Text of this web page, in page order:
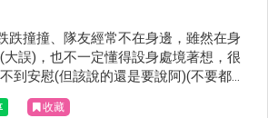
跌撞撞、隊友經常不在身邊，雖然在身
誤)，也不一定懂得設身處境著想，很
到安慰(但該說的還是要說阿)(不要都自
實都知道，在沒有外援的情況下(沒有長
嬰、沒能請個打雜的)，很多事情就是無
收藏